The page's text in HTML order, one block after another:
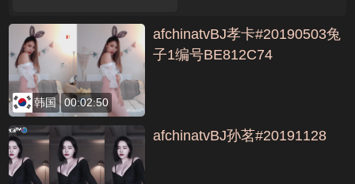
韩国 00:02:50
afchinatvBJ孝卡#20190503兔
子1编号BE812C74
afchinatvBJ孙茗#20191128